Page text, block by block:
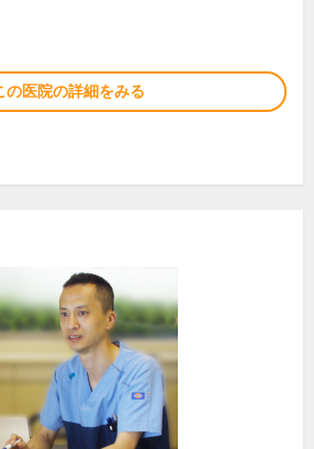
の医院の詳細をみる